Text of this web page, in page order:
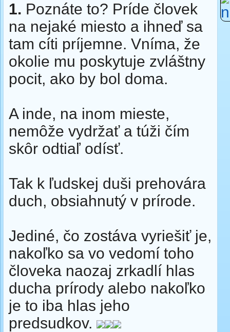
1. Poznáte to? Príde človek
na nejaké miesto a ihneď sa
tam cíti príjemne. Vníma, že
okolie mu poskytuje zvláštny
pocit, ako by bol doma.
A inde, na inom mieste,
nemôže vydržať a túži čím
skôr odtiaľ odísť.
Tak k ľudskej duši prehovára
duch, obsiahnutý v prírode.
Jediné, čo zostáva vyriešiť je,
nakoľko sa vo vedomí toho
človeka naozaj zrkadlí hlas
ducha prírody alebo nakoľko
je to iba hlas jeho
predsudkov.